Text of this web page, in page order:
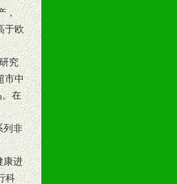
，
于欧
究
市中
。在
列非
康进
科